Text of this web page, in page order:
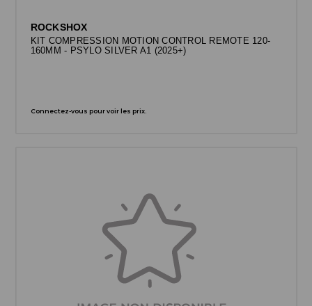
ROCKSHOX
KIT COMPRESSION MOTION CONTROL REMOTE 120-
160MM - PSYLO SILVER A1 (2025+)
Connectez-vous pour voir les prix.